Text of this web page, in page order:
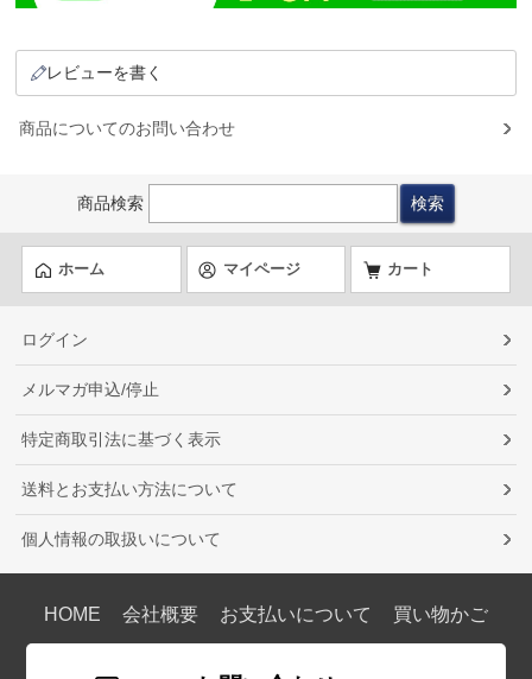
レビューを書く
商品についてのお問い合わせ
商品検索
ホーム マイページ カート
ログイン
メルマガ申込/停止
特定商取引法に基づく表示
送料とお支払い方法について
個人情報の取扱いについて
HOME 会社概要 お支払いについて 買い物かご